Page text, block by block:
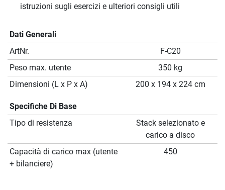
istruzioni sugli esercizi e ulteriori consigli utili
Dati Generali
ArtNr.
F-C20
Peso max. utente
350 kg
Dimensioni (L x P x A)
200 x 194 x 224 cm
Specifiche Di Base
Tipo di resistenza
Stack selezionato e
carico a disco
Capacità di carico max (utente
+ bilanciere)
450